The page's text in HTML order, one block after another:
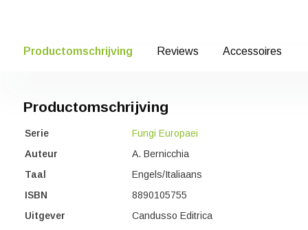
Productomschrijving Reviews Accessoires
Productomschrijving
Serie
Fungi Europaei
Auteur
A. Bernicchia
Taal
Engels/Italiaans
ISBN
8890105755
Uitgever
Candusso Editrica